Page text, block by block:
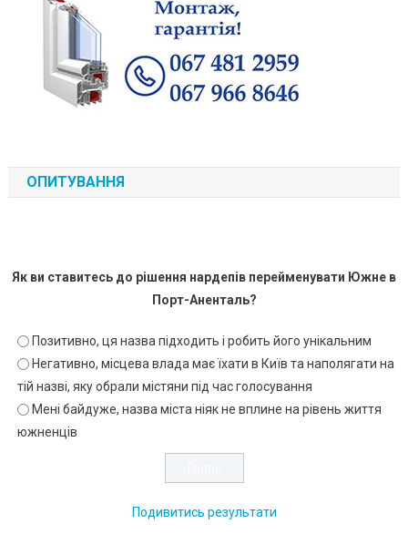
ОПИТУВАННЯ
Як ви ставитесь до рішення нардепів перейменувати Южне в
Порт-Аненталь?
Позитивно, ця назва підходить і робить його унікальним
Негативно, місцева влада має їхати в Київ та наполягати на
тій назві, яку обрали містяни під час голосування
Мені байдуже, назва міста ніяк не вплине на рівень життя
южненців
Подивитись результати